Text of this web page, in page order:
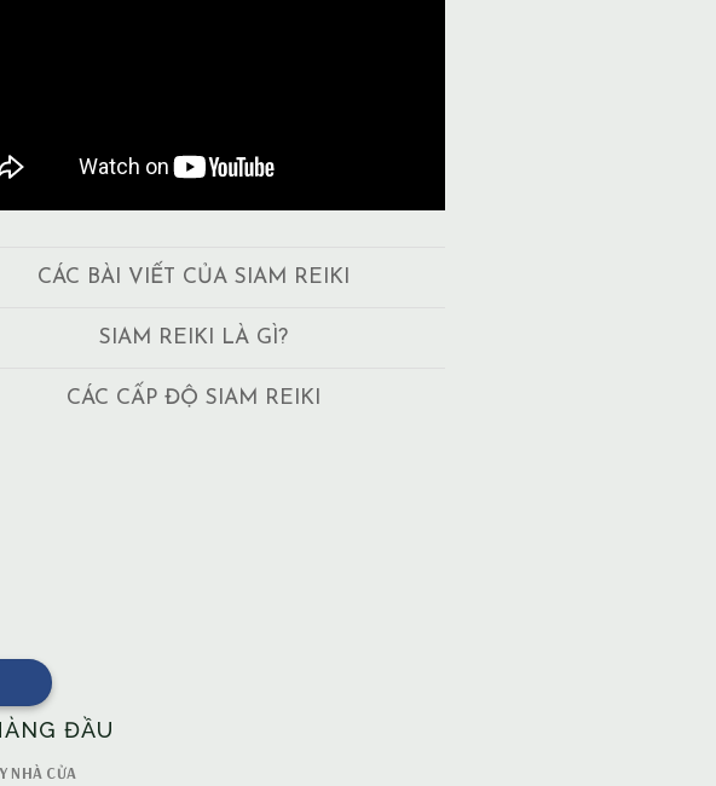
CÁC BÀI VIẾT CỦA SIAM REIKI
SIAM REIKI LÀ GÌ?
CÁC CẤP ĐỘ SIAM REIKI
ĐẦU